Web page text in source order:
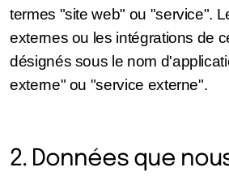
termes "site web" ou "service".
externes ou les intégrations de
désignés sous le nom
externe" ou "service externe".
2. Données que